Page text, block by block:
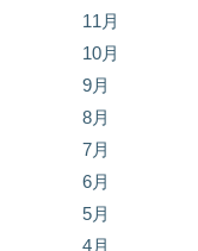
11月
10月
9月
8月
7月
6月
5月
4月